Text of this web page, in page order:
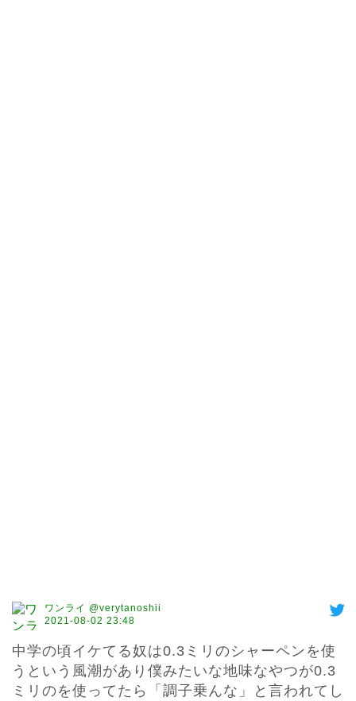
ワンライ @verytanoshii
2021-08-02 23:48
中学の頃イケてる奴は0.3ミリのシャーペンを使
うという風潮があり僕みたいな地味なやつが0.3
ミリのを使ってたら「調子乗んな」と言われてし